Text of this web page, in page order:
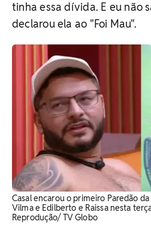
tinha essa dívida. E eu não
declarou ela ao "Foi Mau".
Casal encarou o primeiro Paredão
Vilma e Edilberto e Raissa nesta
Reprodução/ TV Globo